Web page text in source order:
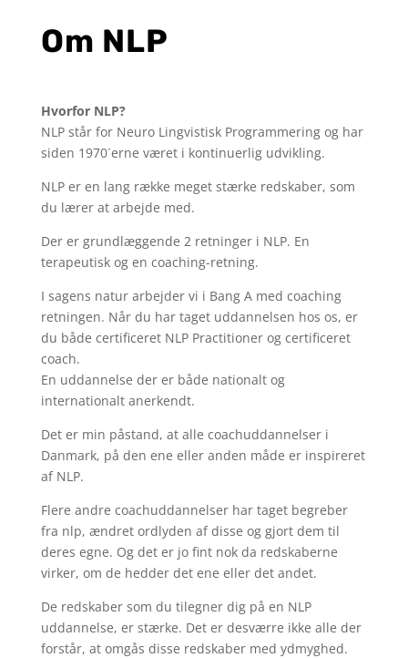
Om NLP
Hvorfor NLP?
NLP står for Neuro Lingvistisk Programmering og har
siden 1970´erne været i kontinuerlig udvikling.
NLP er en lang række meget stærke redskaber, som
du lærer at arbejde med.
Der er grundlæggende 2 retninger i NLP. En
terapeutisk og en coaching-retning.
I sagens natur arbejder vi i Bang A med coaching
retningen. Når du har taget uddannelsen hos os, er
du både certificeret NLP Practitioner og certificeret
coach.
En uddannelse der er både nationalt og
internationalt anerkendt.
Det er min påstand, at alle coachuddannelser i
Danmark, på den ene eller anden måde er inspireret
af NLP.
Flere andre coachuddannelser har taget begreber
fra nlp, ændret ordlyden af disse og gjort dem til
deres egne. Og det er jo fint nok da redskaberne
virker, om de hedder det ene eller det andet.
De redskaber som du tilegner dig på en NLP
uddannelse, er stærke. Det er desværre ikke alle der
forstår, at omgås disse redskaber med ydmyghed.